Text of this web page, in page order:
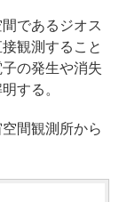
であるジオス
観測すること
の発生や消失
する。
間観測所から